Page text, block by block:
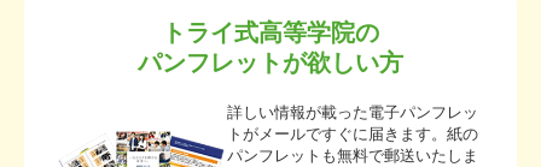
トライ式高等学院の
パンフレットが欲しい方
詳しい情報が載った電子パンフレッ
トがメールですぐに届きます。紙の
パンフレットも無料で郵送いたしま